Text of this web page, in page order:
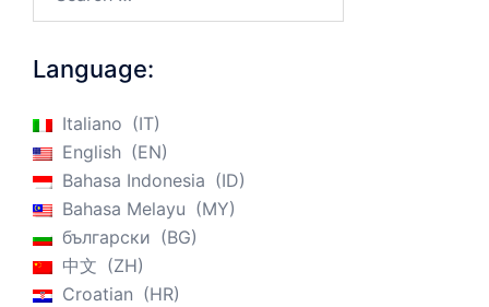
Language:
Italiano
IT
English
EN
Bahasa Indonesia
ID
Bahasa Melayu
MY
български
BG
中文
ZH
Croatian
HR